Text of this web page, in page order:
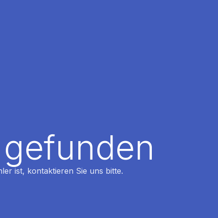
ist, kontaktieren Sie uns bitte.